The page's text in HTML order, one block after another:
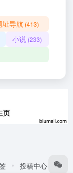
址导航 (413)
小说 (233)
投稿中心